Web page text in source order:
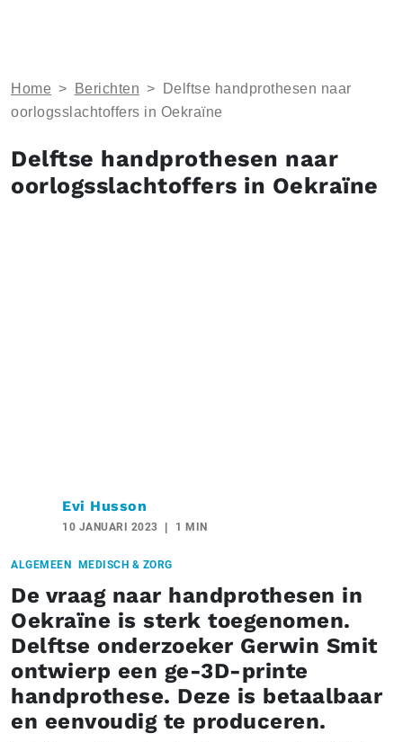
Home > Berichten >
Delftse handprothesen naar
oorlogsslachtoffers in Oekraïne
Delftse handprothesen naar
oorlogsslachtoffers in Oekraïne
Evi Husson
10 JANUARI 2023 1 MIN
ALGEMEEN MEDISCH & ZORG
De vraag naar handprothesen in
Oekraïne is sterk toegenomen.
Delftse onderzoeker Gerwin Smit
ontwierp een ge-3D-printe
handprothese. Deze is betaalbaar
en eenvoudig te produceren.